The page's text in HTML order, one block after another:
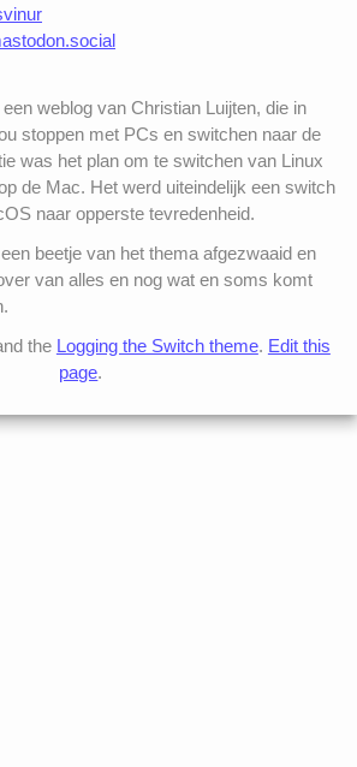
een weblog van Christian Luijten, die in
stoppen met PCs en switchen naar de
was het plan om te switchen van Linux
de Mac. Het werd uiteindelijk een switch
naar opperste tevredenheid.
beetje van het thema afgezwaaid en
van alles en nog wat en soms komt
the Logging the Switch theme. Edit this
page.